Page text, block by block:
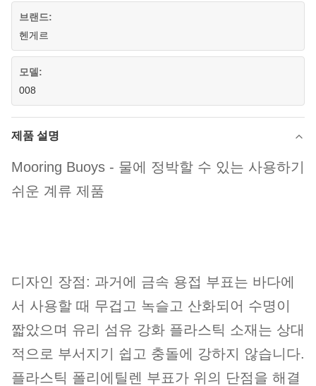
브랜드:
헨게르
모델:
008
제품 설명
Mooring Buoys - 물에 정박할 수 있는 사용하기
쉬운 계류 제품
디자인 장점: 과거에 금속 용접 부표는 바다에
서 사용할 때 무겁고 녹슬고 산화되어 수명이
짧았으며 유리 섬유 강화 플라스틱 소재는 상대
적으로 부서지기 쉽고 충돌에 강하지 않습니다.
플라스틱 폴리에틸렌 부표가 위의 단점을 해결